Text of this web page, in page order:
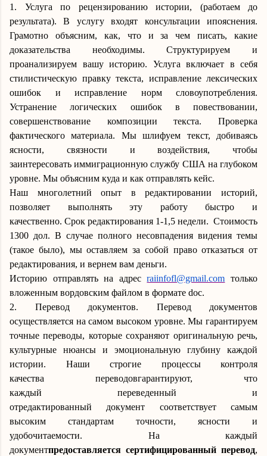
1. Услуга по рецензированию истории, (работаем до
результата). В услугу входят консультации ипояснения.
Грамотно объясним, как, что и за чем писать, какие
доказательства необходимы. Структурируем и
проанализируем вашу историю. Услуга включает в себя
стилистическую правку текста, исправление лексических
ошибок и исправление норм словоупотребления.
Устранение логических ошибок в повествовании,
совершенствование композиции текста. Проверка
фактического материала.
Мышлифуем текст, добиваясь
ясности, связности и воздействия, чтобы
заинтересоватьиммиграционную службу США на глубоком
уровне. Мы объясним куда и как отправлять кейс.
Наш многолетний опыт в редактировании историй,
позволяет выполнять эту работу быстро и
качественно. Срок редактирования 1-1,5 недели. Стоимость
1300 дол. В случае полного несовпадения видения темы
(такое было), мы оставляем за собой право отказаться от
редактирования, и вернем вам деньги.
Историю отправлять на адресraiinfofl@gmail.com только
вложенным вордовским файлом в формате doc.
2. Перевод документов. Перевод документов
осуществляется на самом высоком уровне. Мы гарантируем
точные переводы, которые сохраняют оригинальную речь,
культурные нюансы и эмоциональную глубину каждой
истории.
Наши строгие процессы контроля
качества переводовгарантируют, что
каждый переведенный и
отредактированный документ соответствует самым
высоким стандартам точности, ясности и
удобочитаемости.
На каждый
документпредоставляется сертифицированный перевод,